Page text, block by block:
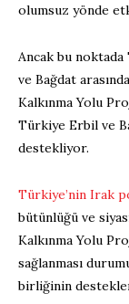
olumsuz yönde
Ancak bu
ve Bağdat
Kalkınma Yolu
Türkiye Erbil ve
destekliyor.
Türkiye’nin Irak
bütünlüğü ve
Kalkınma Yolu
sağlanması
birliğinin